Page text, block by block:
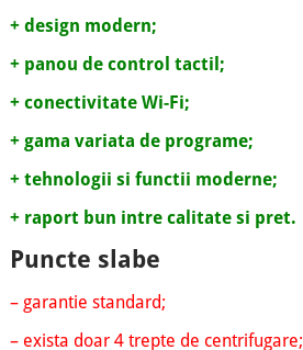
+ design modern;
+ panou de control tactil;
+ conectivitate Wi-Fi;
+ gama variata de programe;
+ tehnologii si functii moderne;
+ raport bun intre calitate si pret.
Puncte slabe
– garantie standard;
– exista doar 4 trepte de centrifugare;